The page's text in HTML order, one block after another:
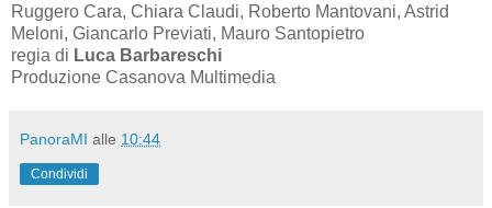
Ruggero Cara, Chiara Claudi, Roberto Mantovani, Astrid
Meloni, Giancarlo Previati, Mauro Santopietro
regia di Luca Barbareschi
Produzione Casanova Multimedia
PanoraMI alle 10:44
Condividi